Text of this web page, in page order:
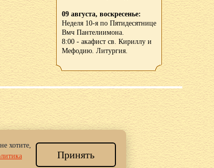
09 августа, воскресенье:
Неделя 10-я по Пятидесятнице
Вмч Пантелиимона.
8:00 - акафист св. Кириллу и
Мефодию. Литургия.
хотите,
Принять